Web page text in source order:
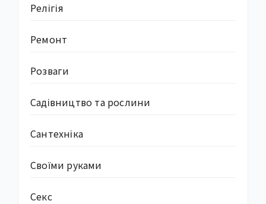
Релігія
Ремонт
Розваги
Садівництво та рослини
Сантехніка
Своїми руками
Секс